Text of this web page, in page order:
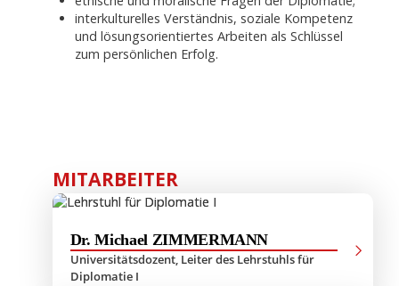
interkulturelles Verständnis, soziale Kompetenz
und lösungsorientiertes Arbeiten als Schlüssel
zum persönlichen Erfolg.
MITARBEITER
Dr. Michael ZIMMERMANN
Universitätsdozent, Leiter des Lehrstuhls für
Diplomatie I